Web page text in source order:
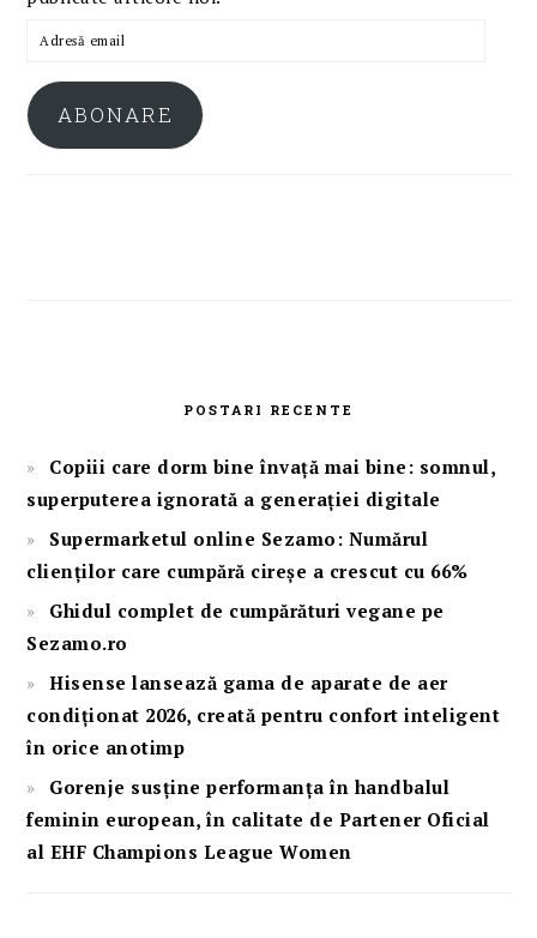
Adresă
ABONARE
POSTARI RECENTE
Copiii care dorm bine învață mai bine: somnul,
superputerea ignorată a generației digitale
Supermarketul online Sezamo: Numărul
clienților care cumpără cireșe a crescut cu 66%
Ghidul complet de cumpărături vegane pe
Sezamo.ro
Hisense lansează gama de aparate de aer
condiționat 2026, creată pentru confort inteligent
în orice anotimp
Gorenje susține performanța în handbalul
feminin european, în calitate de Partener Oficial
al EHF Champions League Women